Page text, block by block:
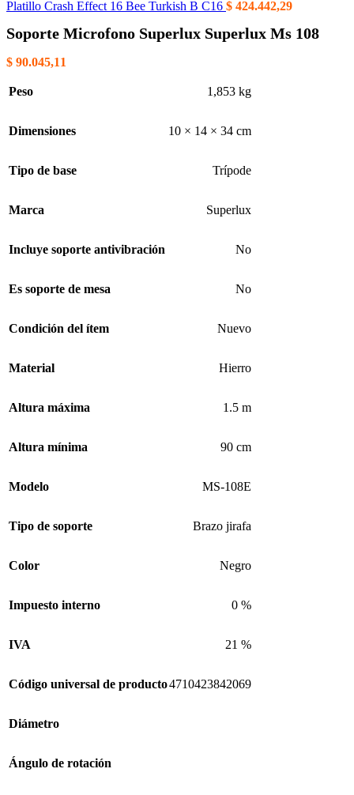
Platillo Crash Effect 16 Bee Turkish B C16 $ 424.442,29
Soporte Microfono Superlux Superlux Ms 108
$ 90.045,11
Peso 1,853 kg
Dimensiones 10 × 14 × 34 cm
Tipo de base Trípode
Marca Superlux
Incluye soporte antivibración No
Es soporte de mesa No
Condición del ítem Nuevo
Material Hierro
Altura máxima 1.5 m
Altura mínima 90 cm
Modelo MS-108E
Tipo de soporte Brazo jirafa
Color Negro
Impuesto interno 0 %
IVA 21 %
Código universal de producto4710423842069
Diámetro
Ángulo de rotación